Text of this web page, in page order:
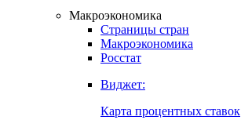
Макроэкономика
Страницы стран
Макроэкономика
Росстат
Виджет:
Карта процентных ставок